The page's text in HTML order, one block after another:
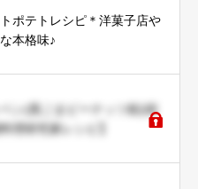
ポテトレシピ＊洋菓子店や
本格味♪
ペン(黒ごまピーナッツ餡)胡
理研究家レシピ】